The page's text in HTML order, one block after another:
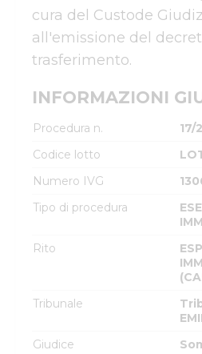
cura del Custode
all'emissione del
trasferimento.
INFORMAZIONI
Procedura n.
17/
Codice lotto
Numero IVG
Tipo di procedura
Rito
Tribunale
Giudice